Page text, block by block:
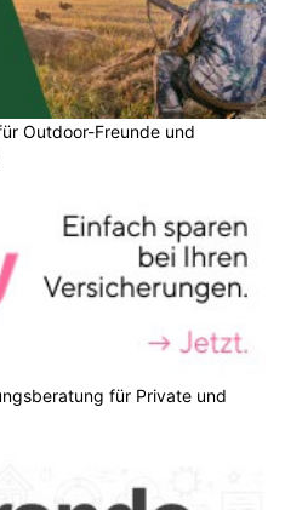
Outdoor-Freunde und
für Private und